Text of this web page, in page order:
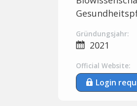
Gründungsjahr:
2021
Official Website:
Login